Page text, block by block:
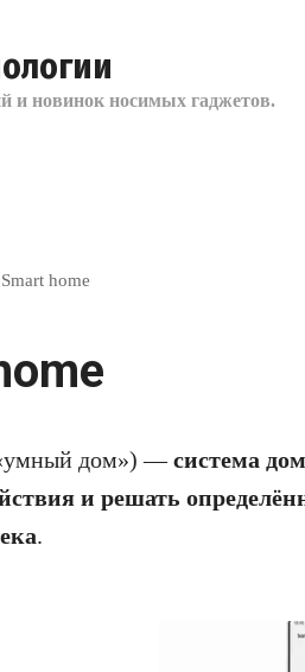
и новинок носимых гаджетов.
Smart home
дом») —система
и решать
.